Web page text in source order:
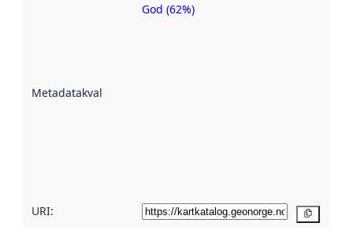
Metadatakvalitet
Metadatakvalitet
God (62%)
URI: